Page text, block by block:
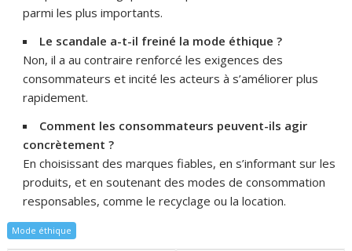
parmi les plus importants.
Le scandale a-t-il freiné la mode éthique ?
Non, il a au contraire renforcé les exigences des
consommateurs et incité les acteurs à s’améliorer plus
rapidement.
Comment les consommateurs peuvent-ils agir
concrètement ?
En choisissant des marques fiables, en s’informant sur les
produits, et en soutenant des modes de consommation
responsables, comme le recyclage ou la location.
Mode éthique